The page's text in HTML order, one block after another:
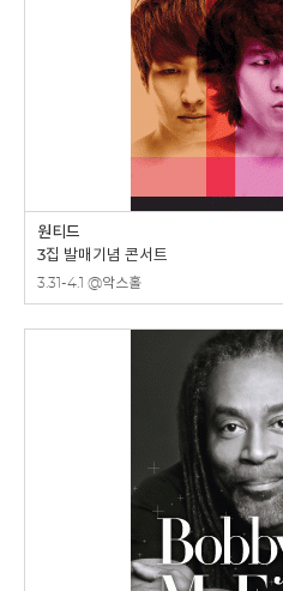
원티드
3집 발매기념 콘서트
3.31-4.1 @악스홀